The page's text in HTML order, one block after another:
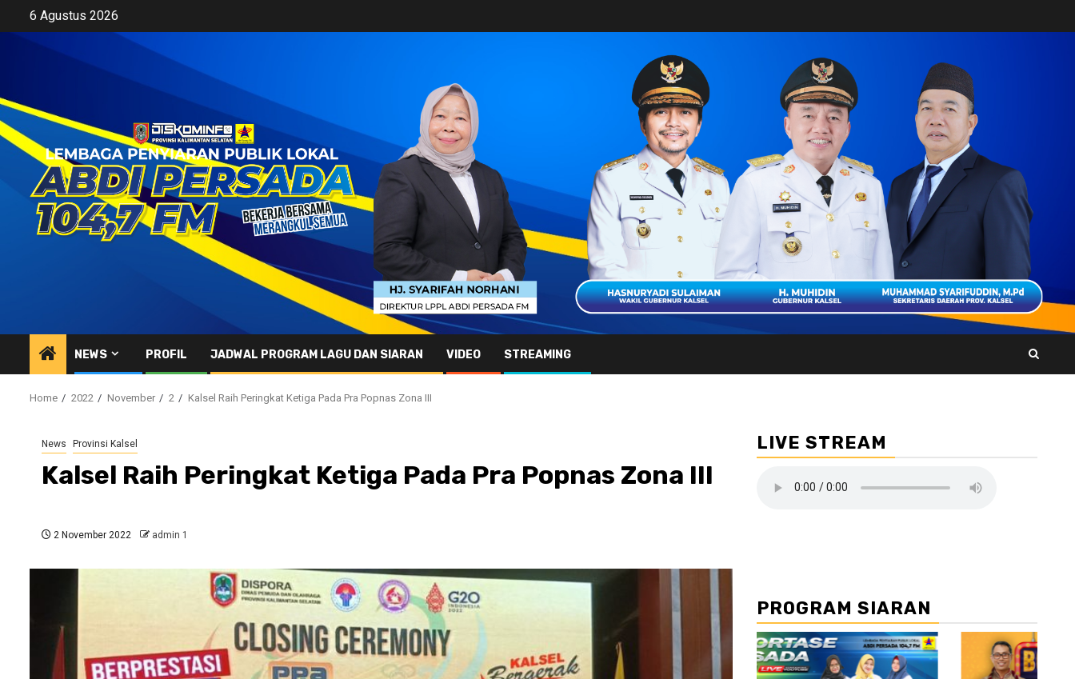
content
6 Agustus 2026
NEWS PROFIL JADWAL PROGRAM LAGU DAN SIARAN VIDEO STREAMING
Home 2022 November 2 Kalsel Raih Peringkat Ketiga Pada Pra Popnas Zona III
News Provinsi Kalsel
Kalsel Raih Peringkat Ketiga Pada Pra Popnas Zona III
2 November 2022 admin 1
LIVE STREAM
PROGRAM SIARAN